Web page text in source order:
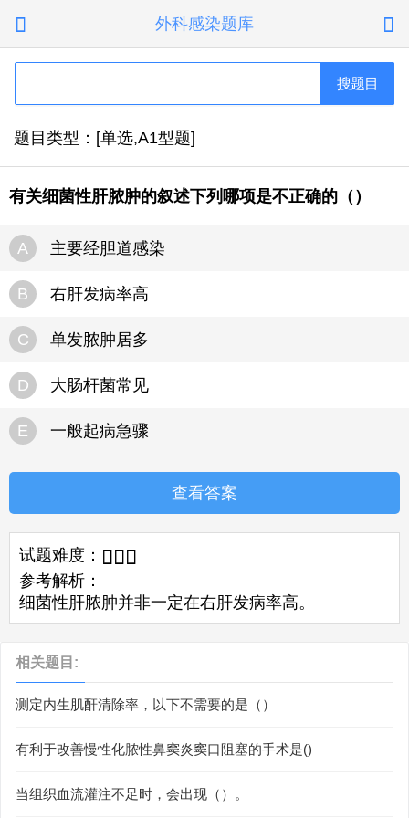
 外科感染题库 
搜题目
题目类型：[单选,A1型题]
有关细菌性肝脓肿的叙述下列哪项是不正确的（）
A 主要经胆道感染
B 右肝发病率高
C 单发脓肿居多
D 大肠杆菌常见
E 一般起病急骤
查看答案
试题难度：   
参考解析：
细菌性肝脓肿并非一定在右肝发病率高。
相关题目:
测定内生肌酐清除率，以下不需要的是（）
有利于改善慢性化脓性鼻窦炎窦口阻塞的手术是()
当组织血流灌注不足时，会出现（）。